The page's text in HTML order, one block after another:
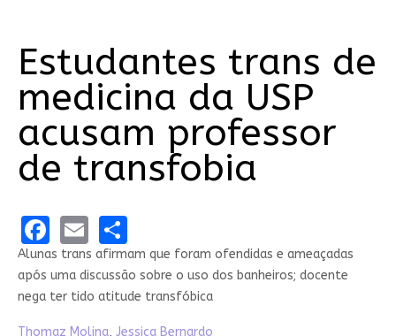
Estudantes trans de
medicina da USP
acusam professor
de transfobia
Facebook
EmailShare
Alunas trans afirmam que foram ofendidas e ameaçadas
após uma discussão sobre o uso dos banheiros; docente
nega ter tido atitude transfóbica
Thomaz Molina, Jessica Bernardo